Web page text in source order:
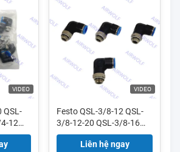
VIDEO
QSL-
12
VIDEO
Festo QSL-3/8-12 QSL-
3/8-12-20 QSL-3/8-16
QSL-1/2-10 QSL Series
Đẩy vào LLiên hệ ngay